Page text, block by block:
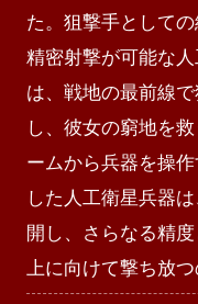
た。狙撃手として
精密射撃が可能な
は、戦地の最前線
し、彼女の窮地を
ームから兵器を操
した人工衛星兵器
開し、さらなる精
上に向けて撃ち放つ